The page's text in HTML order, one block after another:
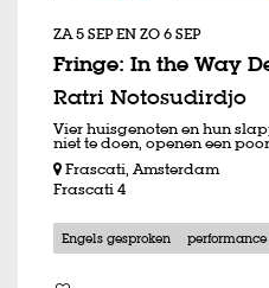
Fringe: In the Way
Ratri Notosudirdjo
ZA 5 SEPENZO 6 SEP
Vier huisgenoten en hun
niet te doen, openen een
Frascati, Amsterdam
Frascati 4
Engels gesproken performance